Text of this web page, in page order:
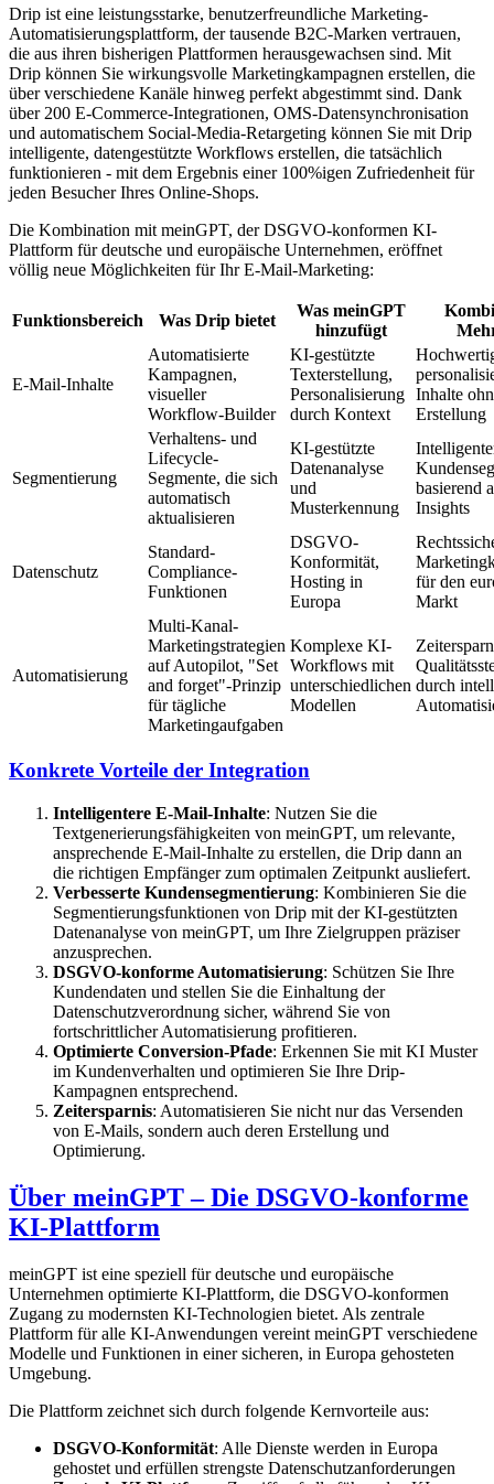
Drip ist eine leistungsstarke, benutzerfreundliche Marketing-
Automatisierungsplattform, der tausende B2C-Marken vertrauen,
die aus ihren bisherigen Plattformen herausgewachsen sind. Mit
Drip können Sie wirkungsvolle Marketingkampagnen erstellen, die
über verschiedene Kanäle hinweg perfekt abgestimmt sind. Dank
über 200 E-Commerce-Integrationen, OMS-Datensynchronisation
und automatischem Social-Media-Retargeting können Sie mit Drip
intelligente, datengestützte Workflows erstellen, die tatsächlich
funktionieren - mit dem Ergebnis einer 100%igen Zufriedenheit für
jeden Besucher Ihres Online-Shops.
Die Kombination mit meinGPT, der DSGVO-konformen KI-
Plattform für deutsche und europäische Unternehmen, eröffnet
völlig neue Möglichkeiten für Ihr E-Mail-Marketing:
Funktionsbereich Was Drip bietet
Was meinGPT
hinzufügt
E-Mail-Inhalte
Automatisierte
Kampagnen,
visueller
Workflow-Builder
KI-gestützte
Texterstellung,
Personalisierung
durch Kontext
Inhalte
Erstellung
Segmentierung
Verhaltens- und
Lifecycle-
Segmente, die sich
automatisch
aktualisieren
KI-gestützte
Datenanalyse
und
Musterkennung
basierend
Insights
Datenschutz
Standard-
Compliance-
Funktionen
DSGVO-
Konformität,
Hosting in
Europa
für den
Markt
Automatisierung
Multi-Kanal-
Marketingstrategien
auf Autopilot, "Set
and forget"-Prinzip
für tägliche
Marketingaufgaben
Komplexe KI-
Workflows mit
unterschiedlichen
Modellen
durch
Konkrete Vorteile der Integration
Intelligentere E-Mail-Inhalte: Nutzen Sie die
Textgenerierungsfähigkeiten von meinGPT, um relevante,
ansprechende E-Mail-Inhalte zu erstellen, die Drip dann an
die richtigen Empfänger zum optimalen Zeitpunkt ausliefert.
Verbesserte Kundensegmentierung: Kombinieren Sie die
Segmentierungsfunktionen von Drip mit der KI-gestützten
Datenanalyse von meinGPT, um Ihre Zielgruppen präziser
anzusprechen.
DSGVO-konforme Automatisierung: Schützen Sie Ihre
Kundendaten und stellen Sie die Einhaltung der
Datenschutzverordnung sicher, während Sie von
fortschrittlicher Automatisierung profitieren.
Optimierte Conversion-Pfade: Erkennen Sie mit KI Muster
im Kundenverhalten und optimieren Sie Ihre Drip-
Kampagnen entsprechend.
Zeitersparnis: Automatisieren Sie nicht nur das Versenden
von E-Mails, sondern auch deren Erstellung und
Optimierung.
Über meinGPT – Die DSGVO-konforme
KI-Plattform
meinGPT ist eine speziell für deutsche und europäische
Unternehmen optimierte KI-Plattform, die DSGVO-konformen
Zugang zu modernsten KI-Technologien bietet. Als zentrale
Plattform für alle KI-Anwendungen vereint meinGPT verschiedene
Modelle und Funktionen in einer sicheren, in Europa gehosteten
Umgebung.
Die Plattform zeichnet sich durch folgende Kernvorteile aus:
DSGVO-Konformität: Alle Dienste werden in Europa
gehostet und erfüllen strengste Datenschutzanforderungen